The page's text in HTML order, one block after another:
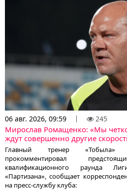
06 авг. 2026, 09:59 245
Мирослав Ромащенко: «Мы
ждут совершенно другие
Главный тренер «Тобыла»
прокомментировал
квалификационного раунда
«Партизана», сообщает
на пресс-службу клуба: